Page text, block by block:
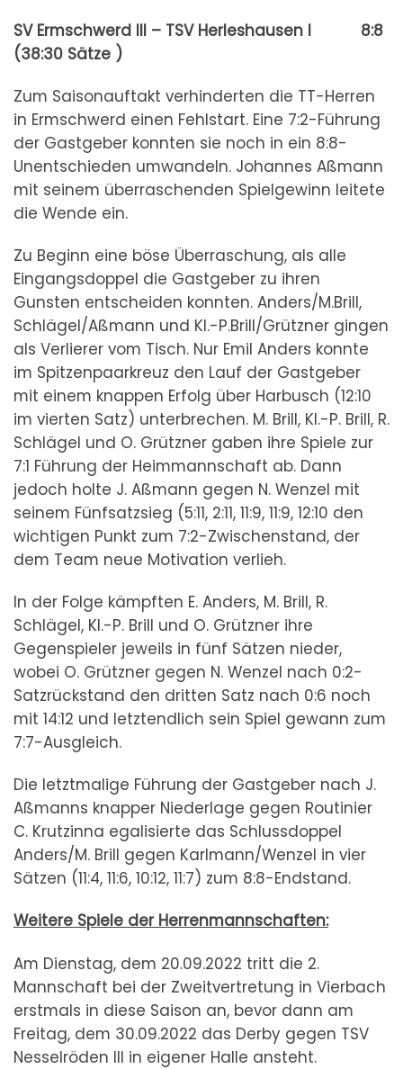
SV Ermschwerd III – TSV Herleshausen I 8:8
(38:30 Sätze )
Zum Saisonauftakt verhinderten die TT-Herren
in Ermschwerd einen Fehlstart. Eine 7:2-Führung
der Gastgeber konnten sie noch in ein 8:8-
Unentschieden umwandeln. Johannes Aßmann
mit seinem überraschenden Spielgewinn leitete
die Wende ein.
Zu Beginn eine böse Überraschung, als alle
Eingangsdoppel die Gastgeber zu ihren
Gunsten entscheiden konnten. Anders/M.Brill,
Schlägel/Aßmann und Kl.-P.Brill/Grützner gingen
als Verlierer vom Tisch. Nur Emil Anders konnte
im Spitzenpaarkreuz den Lauf der Gastgeber
mit einem knappen Erfolg über Harbusch (12:10
im vierten Satz) unterbrechen. M. Brill, Kl.-P. Brill, R.
Schlägel und O. Grützner gaben ihre Spiele zur
7:1 Führung der Heimmannschaft ab. Dann
jedoch holte J. Aßmann gegen N. Wenzel mit
seinem Fünfsatzsieg (5:11, 2:11, 11:9, 11:9, 12:10 den
wichtigen Punkt zum 7:2-Zwischenstand, der
dem Team neue Motivation verlieh.
In der Folge kämpften E. Anders, M. Brill, R.
Schlägel, Kl.-P. Brill und O. Grützner ihre
Gegenspieler jeweils in fünf Sätzen nieder,
wobei O. Grützner gegen N. Wenzel nach 0:2-
Satzrückstand den dritten Satz nach 0:6 noch
mit 14:12 und letztendlich sein Spiel gewann zum
7:7-Ausgleich.
Die letztmalige Führung der Gastgeber nach J.
Aßmanns knapper Niederlage gegen Routinier
C. Krutzinna egalisierte das Schlussdoppel
Anders/M. Brill gegen Karlmann/Wenzel in vier
Sätzen (11:4, 11:6, 10:12, 11:7) zum 8:8-Endstand.
Weitere Spiele der Herrenmannschaften:
Am Dienstag, dem 20.09.2022 tritt die 2.
Mannschaft bei der Zweitvertretung in Vierbach
erstmals in diese Saison an, bevor dann am
Freitag, dem 30.09.2022 das Derby gegen TSV
Nesselröden III in eigener Halle ansteht.